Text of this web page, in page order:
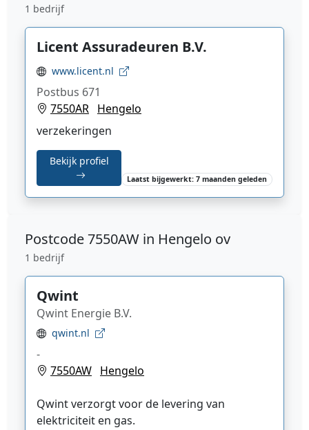
1 bedrijf
Licent Assuradeuren B.V.
www.licent.nl
Postbus 671
7550AR Hengelo
verzekeringen
Bekijk profiel
Laatst bijgewerkt: 7 maanden geleden
Postcode7550AW in Hengelo ov
1 bedrijf
Qwint
Qwint Energie B.V.
qwint.nl
-
7550AW Hengelo
Qwint verzorgt voor de levering van
elektriciteit en gas.